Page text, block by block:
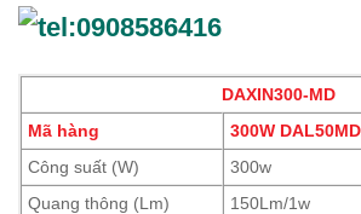
DAXIN300-MD
Mã hàng
300W
Công suất (W)
300w
Quang thông (Lm)
150Lm/1w